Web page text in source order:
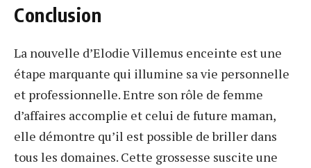
Conclusion
La nouvelle d’Elodie Villemus enceinte est une
étape marquante qui illumine sa vie personnelle
et professionnelle. Entre son rôle de femme
d’affaires accomplie et celui de future maman,
elle démontre qu’il est possible de briller dans
tous les domaines. Cette grossesse suscite une